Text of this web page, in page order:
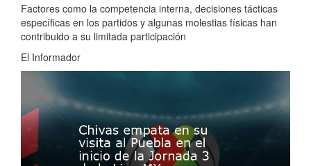
Factores como la competencia interna, decisiones tácticas
específicas en los partidos y algunas molestias físicas han
contribuido a su limitada participación
El Informador